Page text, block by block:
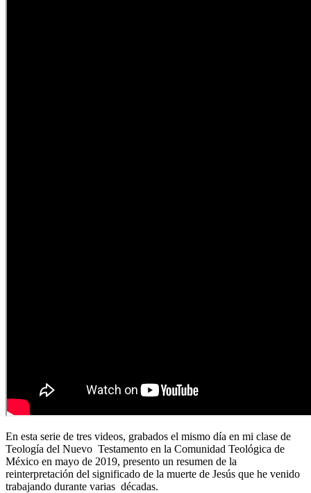
En esta serie de tres videos, grabados el mismo día en mi clase de
Teología del Nuevo Testamento en la Comunidad Teológica de
México en mayo de 2019, presento un resumen de la
reinterpretación del significado de la muerte de Jesús que he venido
trabajando durante varias décadas.